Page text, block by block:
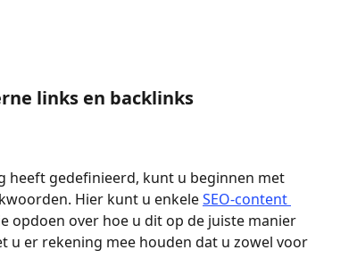
links en backlinks
heeft gedefinieerd, kunt u beginnen met
Hier kunt u enkele SEO-content
opdoen over hoe u dit op de juiste manier
u er rekening mee houden dat u zowel voor